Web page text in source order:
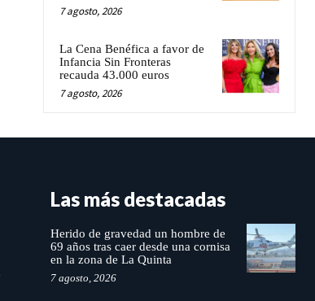
7 agosto, 2026
La Cena Benéfica a favor de
Infancia Sin Fronteras
recauda 43.000 euros
7 agosto, 2026
Las más destacadas
Herido de gravedad un hombre de
69 años tras caer desde una cornisa
en la zona de La Quinta
7 agosto, 2026